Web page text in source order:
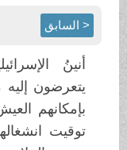
< السابق
أنينُ
يتعرضون إليه
بإمكانهم
توقيت